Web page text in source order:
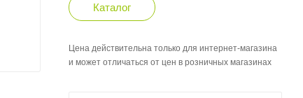
Каталог
Цена действительна только для интернет-магазина
и может отличаться от цен в розничных магазинах